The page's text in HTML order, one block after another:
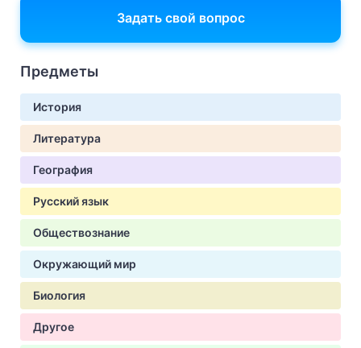
Задать свой вопрос
Предметы
История
Литература
География
Русский язык
Обществознание
Окружающий мир
Биология
Другое